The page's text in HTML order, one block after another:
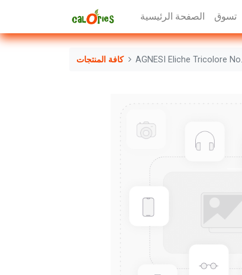
الصفحة الرئيسية تسوق
كافة المنتجات